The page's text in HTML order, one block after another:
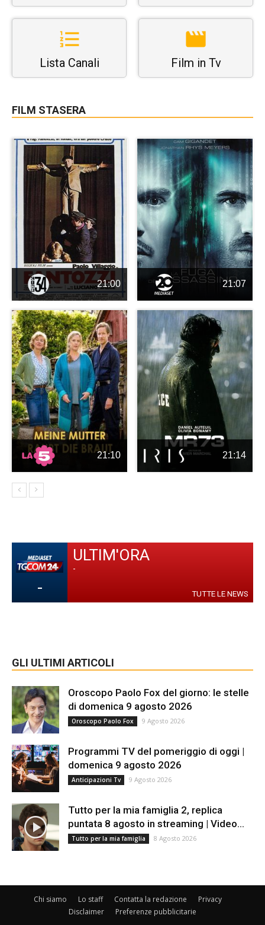
Lista Canali Film in Tv
FILM STASERA
21:00 21:07
21:10 21:14
-
ULTIM'ORA
-
TUTTE LE NEWS
GLI ULTIMI ARTICOLI
Oroscopo Paolo Fox del giorno: le stelle
di domenica 9 agosto 2026
Oroscopo Paolo Fox 9 Agosto 2026
Programmi TV del pomeriggio di oggi |
domenica 9 agosto 2026
Anticipazioni Tv 9 Agosto 2026
Tutto per la mia famiglia 2, replica
puntata 8 agosto in streaming | Video...
Tutto per la mia famiglia 8 Agosto 2026
Chi siamo Lo staff Contatta la redazione
Privacy
Disclaimer
Preferenze pubblicitarie